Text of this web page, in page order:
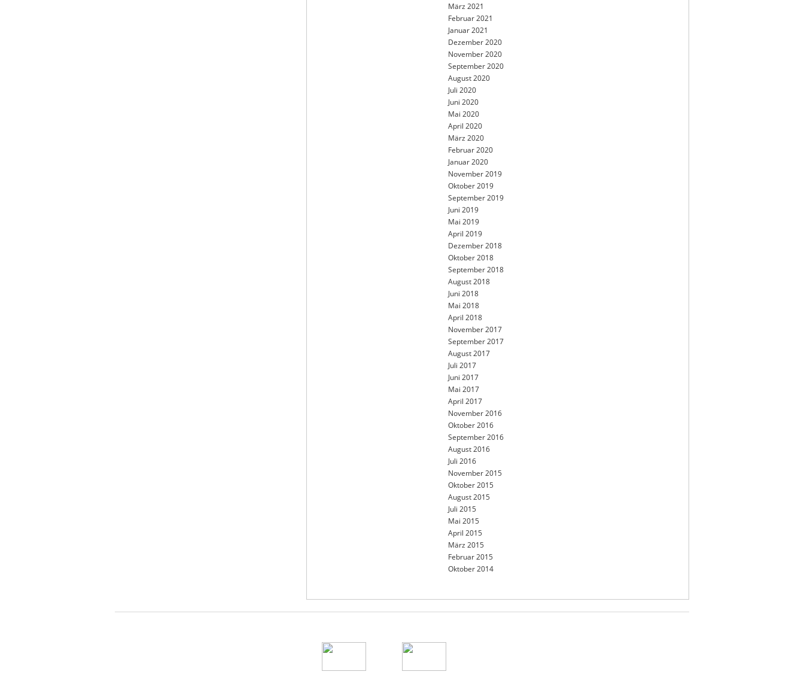
März 2021
Februar 2021
Januar 2021
Dezember 2020
November 2020
September 2020
August 2020
Juli 2020
Juni 2020
Mai 2020
April 2020
März 2020
Februar 2020
Januar 2020
November 2019
Oktober 2019
September 2019
Juni 2019
Mai 2019
April 2019
Dezember 2018
Oktober 2018
September 2018
August 2018
Juni 2018
Mai 2018
April 2018
November 2017
September 2017
August 2017
Juli 2017
Juni 2017
Mai 2017
April 2017
November 2016
Oktober 2016
September 2016
August 2016
Juli 2016
November 2015
Oktober 2015
August 2015
Juli 2015
Mai 2015
April 2015
März 2015
Februar 2015
Oktober 2014